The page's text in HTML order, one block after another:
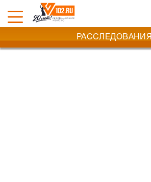
РАССЛЕДОВАНИЯ